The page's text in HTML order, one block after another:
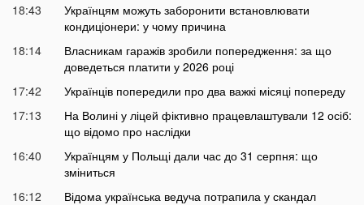
18:43
Українцям можуть заборонити встановлювати
кондиціонери: у чому причина
18:14
Власникам гаражів зробили попередження: за що
доведеться платити у 2026 році
17:42
Українців попередили про два важкі місяці попереду
17:13
На Волині у ліцей фіктивно працевлаштували 12 осіб:
що відомо про наслідки
16:40
Українцям у Польщі дали час до 31 серпня: що
зміниться
16:12
Відома українська ведуча потрапила у скандал